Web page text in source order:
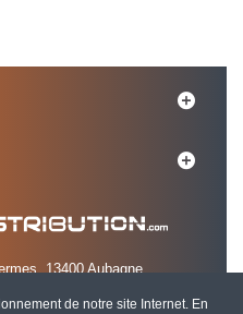
de notre site Internet. En
13400 Aubagne